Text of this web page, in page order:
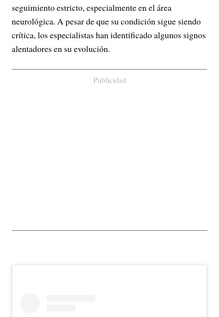
seguimiento estricto, especialmente en el área
neurológica. A pesar de que su condición sigue siendo
crítica, los especialistas han identificado algunos signos
alentadores en su evolución.
Publicidad